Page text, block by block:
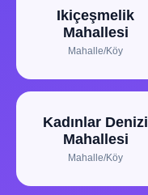
Ikiçeşmelik
Mahallesi
Mahalle/Köy
Kadınlar Denizi
Mahallesi
Mahalle/Köy